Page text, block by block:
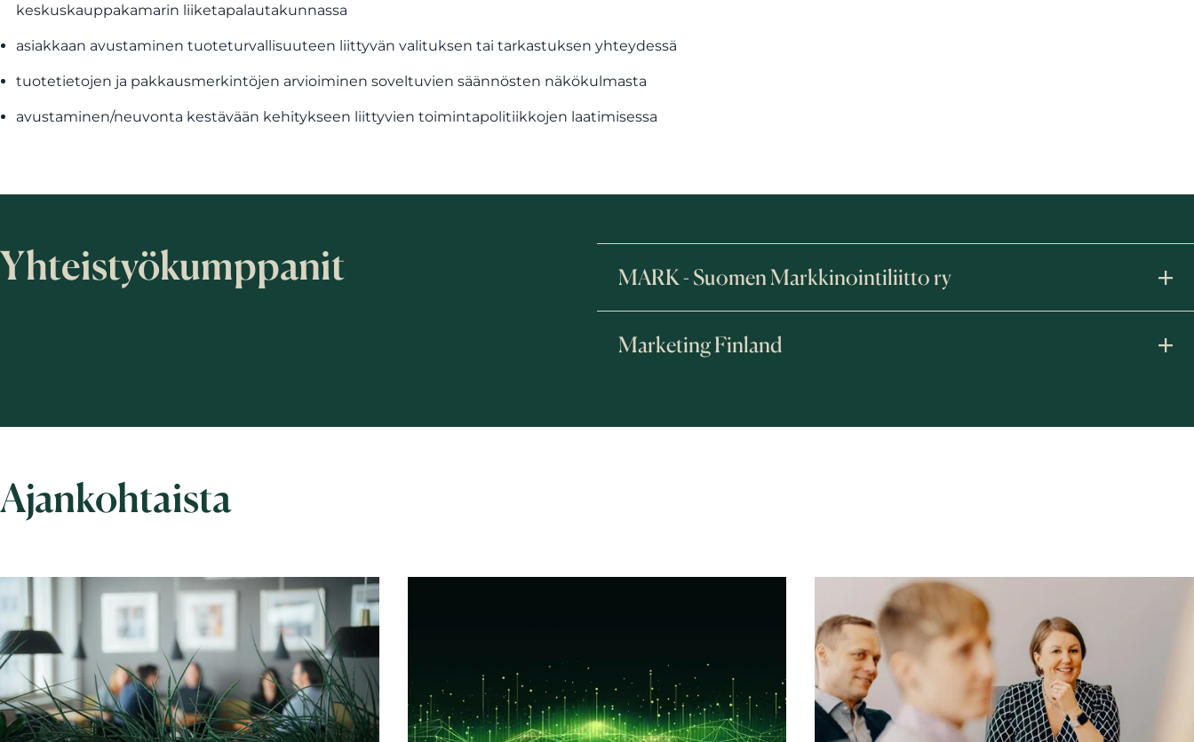
keskuskauppakamarin liiketapalautakunnassa
asiakkaan avustaminen tuoteturvallisuuteen liittyvän valituksen tai tarkastuksen yhteydessä
tuotetietojen ja pakkausmerkintöjen arvioiminen soveltuvien säännösten näkökulmasta
avustaminen/neuvonta kestävään kehitykseen liittyvien toimintapolitiikkojen laatimisessa
Yhteistyökumppanit MARK - Suomen Markkinointiliitto ry
Marketing Finland
Ajankohtaista